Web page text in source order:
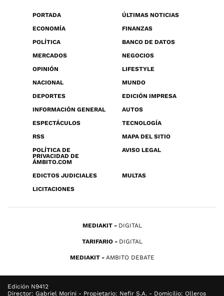
PORTADA
ÚLTIMAS NOTICIAS
ECONOMÍA
FINANZAS
POLÍTICA
BANCO DE DATOS
MERCADOS
NEGOCIOS
OPINIÓN
LIFESTYLE
NACIONAL
MUNDO
DEPORTES
EDICIÓN IMPRESA
INFORMACIÓN GENERAL
AUTOS
ESPECTÁCULOS
TECNOLOGÍA
RSS
MAPA DEL SITIO
POLÍTICA DE
PRIVACIDAD DE
ÁMBITO.COM
AVISO LEGAL
EDICTOS JUDICIALES
MULTAS
LICITACIONES
MEDIAKIT DIGITAL
TARIFARIO DIGITAL
MEDIAKIT AMBITO DEBATE
Edición N9412
Director: Gabriel Morini - Propietario: Nefir S.A. - Domicilio: Olleros